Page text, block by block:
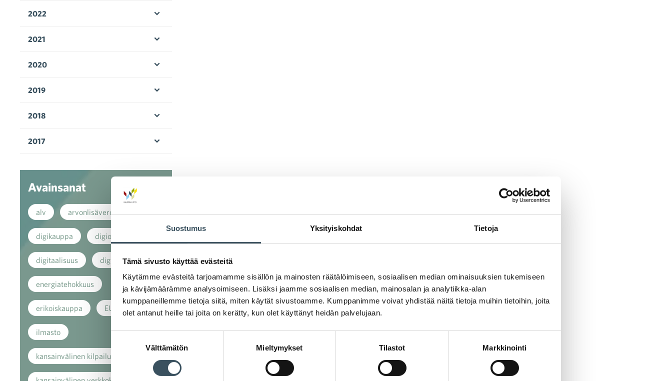
Suostumus Yksityiskohdat Tietoja
Tämä sivusto käyttää evästeitä
Käytämme evästeitä tarjoamamme sisällön ja mainosten räätälöimiseen, sosiaalisen median ominaisuuksien tukemiseen
ja kävijämäärämme analysoimiseen. Lisäksi jaamme sosiaalisen median, mainosalan ja analytiikka-alan
kumppaneillemme tietoja siitä, miten käytät sivustoamme. Kumppanimme voivat yhdistää näitä tietoja muihin tietoihin, joita
olet antanut heille tai joita on kerätty, kun olet käyttänyt heidän palvelujaan.
valinta
Välttämätön Mieltymykset Tilastot Markkinointi
2022
2021
2020
2019
2018
2017
Avainsanat
alv arvonlisävero
digikauppa digiostaminen
digitaalisuus digitalisaatio
energiatehokkuus
erikoiskauppa EU
ilmasto
kansainvälinen kilpailu